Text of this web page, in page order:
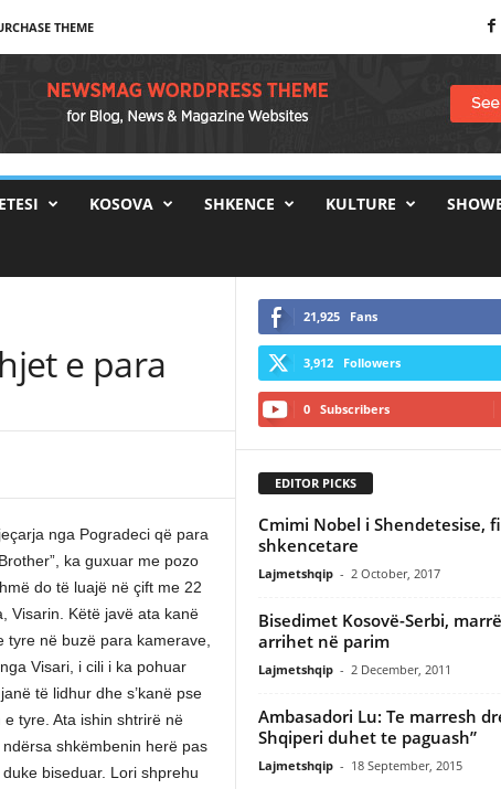
THEME
KOSOVA SHKENCE KULTURE
e para
nga Pogradeci që para
ka guxuar me pozo
do të luajë në çift me 22
Visarin. Këtë javë ata kanë
tyre në buzë para kamerave,
Visari, i cili i ka pohuar
të lidhur dhe s’kanë pse
tyre. Ata ishin shtrirë në
shkëmbenin herë pas
biseduar. Lori shprehu
21,925 Fans
3,912 Followers
0 Subscribers
EDITOR PICKS
Cmimi Nobel i Shendetesise,
shkencetare
Lajmetshqip - 2 October, 2017
Bisedimet Kosovë-Serbi,
arrihet në parim
Lajmetshqip - 2 December, 2011
Ambasadori Lu: Te marresh
Shqiperi duhet te paguash”
Lajmetshqip - 18 September, 2015